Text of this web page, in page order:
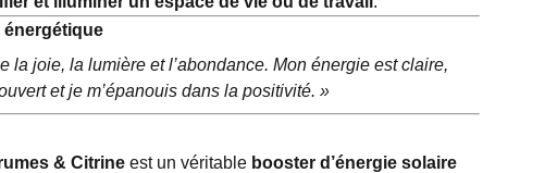
la joie, la lumière et l’abondance. Mon énergie est claire,
et je m’épanouis dans la positivité. »
& Citrine est un véritable booster d’énergie solaire